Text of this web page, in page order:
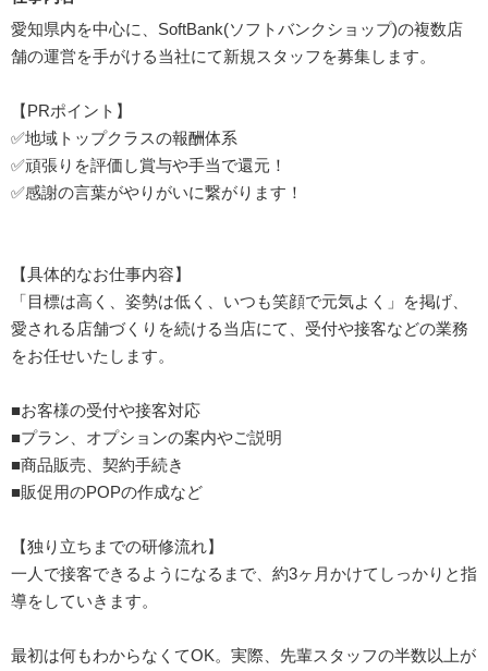
愛知県内を中心に、SoftBank(ソフトバンクショップ)の複数店
舗の運営を手がける当社にて新規スタッフを募集します。
【PRポイント】
✅地域トップクラスの報酬体系
✅頑張りを評価し賞与や手当で還元！
✅感謝の言葉がやりがいに繋がります！
【具体的なお仕事内容】
「目標は高く、姿勢は低く、いつも笑顔で元気よく」を掲げ、
愛される店舗づくりを続ける当店にて、受付や接客などの業務
をお任せいたします。
■お客様の受付や接客対応
■プラン、オプションの案内やご説明
■商品販売、契約手続き
■販促用のPOPの作成など
【独り立ちまでの研修流れ】
一人で接客できるようになるまで、約3ヶ月かけてしっかりと指
導をしていきます。
最初は何もわからなくてOK。実際、先輩スタッフの半数以上が